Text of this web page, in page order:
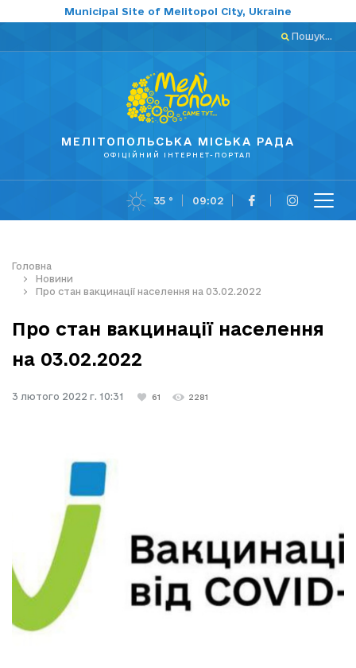
Municipal Site of Melitopol City, Ukraine
Пошук...
МЕЛІТОПОЛЬСЬКА МІСЬКА РАДА
ОФІЦІЙНИЙ ІНТЕРНЕТ-ПОРТАЛ
35 ° 09:02
Головна
Новини
Про стан вакцинації населення на 03.02.2022
Про стан вакцинації населення
на 03.02.2022
3 лютого 2022 г. 10:31 61 2281